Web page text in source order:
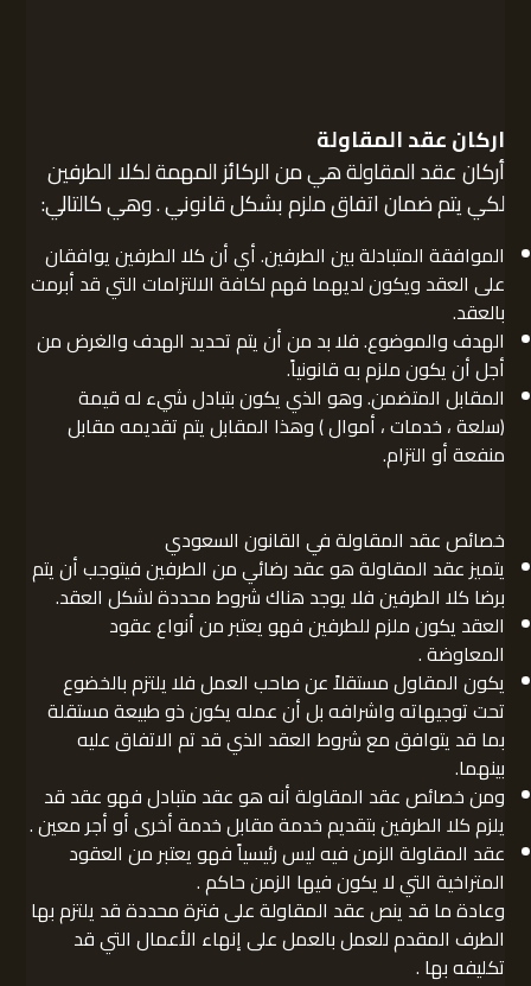
اركان عقد المقاولة
أركان عقد المقاولة هي من الركائز المهمة لكلا الطرفين
لكي يتم ضمان اتفاق ملزم بشكل قانوني . وهي كالتالي:
الموافقة المتبادلة بين الطرفين. أي أن كلا الطرفين يوافقان
على العقد ويكون لديهما فهم لكافة الالتزامات التي قد أبرمت
بالعقد.
الهدف والموضوع. فلا بد من أن يتم تحديد الهدف والغرض من
أجل أن يكون ملزم به قانونياً.
المقابل المتضمن. وهو الذي يكون بتبادل شيء له قيمة
(سلعة ، خدمات ، أموال ) وهذا المقابل يتم تقديمه مقابل
منفعة أو التزام.
خصائص عقد المقاولة في القانون السعودي
يتميز عقد المقاولة هو عقد رضائي من الطرفين فيتوجب أن يتم
برضا كلا الطرفين فلا يوجد هناك شروط محددة لشكل العقد.
العقد يكون ملزم للطرفين فهو يعتبر من أنواع عقود
المعاوضة .
يكون المقاول مستقلاً عن صاحب العمل فلا يلتزم بالخضوع
تحت توجيهاته واشرافه بل أن عمله يكون ذو طبيعة مستقلة
بما قد يتوافق مع شروط العقد الذي قد تم الاتفاق عليه
بينهما.
ومن خصائص عقد المقاولة أنه هو عقد متبادل فهو عقد قد
يلزم كلا الطرفين بتقديم خدمة مقابل خدمة أخرى أو أجر معين .
عقد المقاولة الزمن فيه ليس رئيسياً فهو يعتبر من العقود
المتراخية التي لا يكون فيها الزمن حاكم .
وعادة ما قد ينص عقد المقاولة على فترة محددة قد يلتزم بها
الطرف المقدم للعمل بالعمل على إنهاء الأعمال التي قد
تكليفه بها .